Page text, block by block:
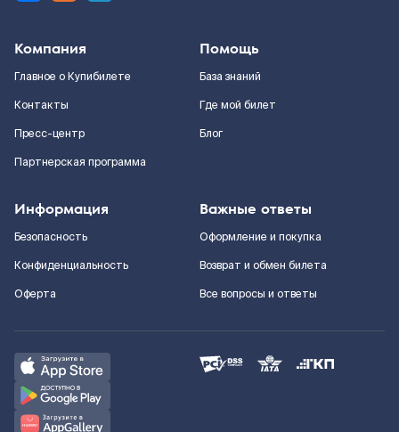
Компания
Главное о Купибилете
Контакты
Пресс-центр
Партнерская программа
Помощь
База знаний
Где мой билет
Блог
Информация
Безопасность
Конфиденциальность
Оферта
Важные ответы
Оформление и покупка
Возврат и обмен билета
Все вопросы и ответы